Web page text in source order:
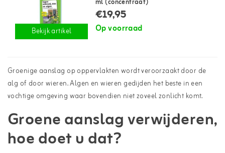
Bekijk artikel
ml (concentraat)
€19,95
Op voorraad
Groenige aanslag op oppervlakten wordt veroorzaakt door de
alg of door wieren. Algen en wieren gedijden het beste in een
vochtige omgeving waar bovendien niet zoveel zonlicht komt.
Groene aanslag verwijderen,
hoe doet u dat?